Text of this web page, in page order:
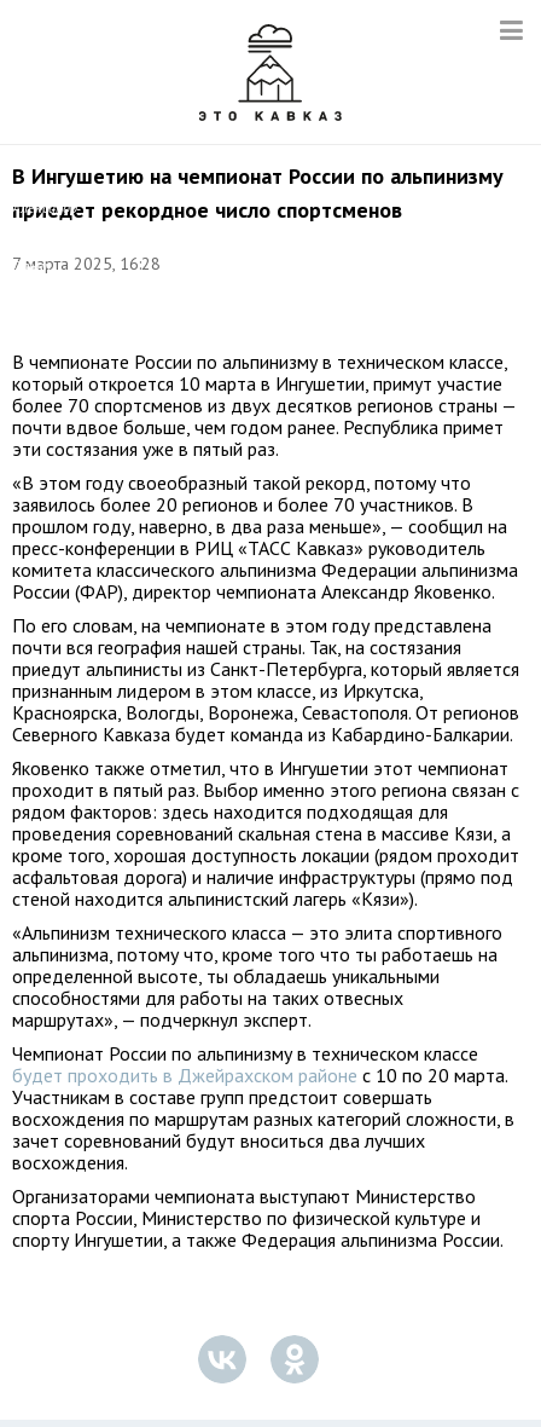
В Ингушетию на чемпионат России по альпинизму
приедет рекордное число спортсменов
7 марта 2025, 16:28
Александр
Яковенко.
Данил
В чемпионате России по альпинизму в техническом классе,
который откроется 10 марта в Ингушетии, примут участие
более 70 спортсменов из двух десятков регионов страны —
почти вдвое больше, чем годом ранее. Республика примет
эти состязания уже в пятый раз.
«В этом году своеобразный такой рекорд, потому что
заявилось более 20 регионов и более 70 участников. В
прошлом году, наверно, в два раза меньше», — сообщил на
пресс-конференции в РИЦ «ТАСС Кавказ» руководитель
комитета классического альпинизма Федерации альпинизма
России (ФАР), директор чемпионата Александр Яковенко.
По его словам, на чемпионате в этом году представлена
почти вся география нашей страны. Так, на состязания
приедут альпинисты из Санкт-Петербурга, который является
признанным лидером в этом классе, из Иркутска,
Красноярска, Вологды, Воронежа, Севастополя. От регионов
Северного Кавказа будет команда из Кабардино-Балкарии.
Яковенко также отметил, что в Ингушетии этот чемпионат
проходит в пятый раз. Выбор именно этого региона связан с
рядом факторов: здесь находится подходящая для
проведения соревнований скальная стена в массиве Кязи, а
кроме того, хорошая доступность локации (рядом проходит
асфальтовая дорога) и наличие инфраструктуры (прямо под
стеной находится альпинистский лагерь «Кязи»).
«Альпинизм технического класса — это элита спортивного
альпинизма, потому что, кроме того что ты работаешь на
определенной высоте, ты обладаешь уникальными
способностями для работы на таких отвесных
маршрутах», — подчеркнул эксперт.
Чемпионат России по альпинизму в техническом классе
будет проходить в Джейрахском районе с 10 по 20 марта.
Участникам в составе групп предстоит совершать
восхождения по маршрутам разных категорий сложности, в
зачет соревнований будут вноситься два лучших
восхождения.
Организаторами чемпионата выступают Министерство
спорта России, Министерство по физической культуре и
спорту Ингушетии, а также Федерация альпинизма России.